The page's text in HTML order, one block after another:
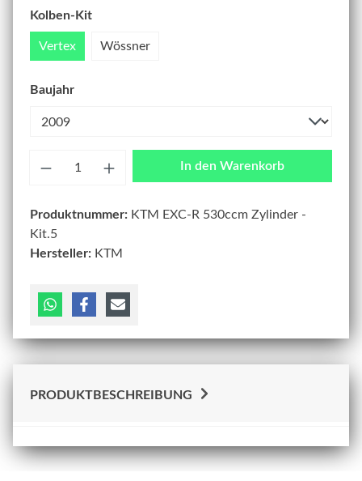
Kolben-Kit
Vertex Wössner
Baujahr
In den Warenkorb
Produktnummer: KTM EXC-R 530ccm Zylinder -
Kit.5
Hersteller: KTM
PRODUKTBESCHREIBUNG